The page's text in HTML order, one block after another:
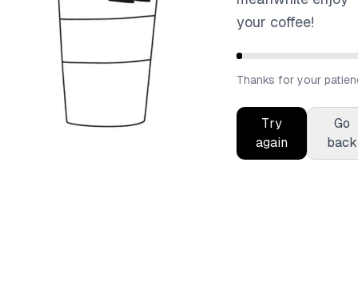
your coffee!
Thanks for your
Try
again
Go
back